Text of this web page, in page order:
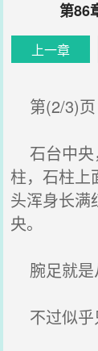
第86
上一章
第(2/3)页
石台中央
柱，石柱上
头浑身长满
央。
腕足就是
不过似乎